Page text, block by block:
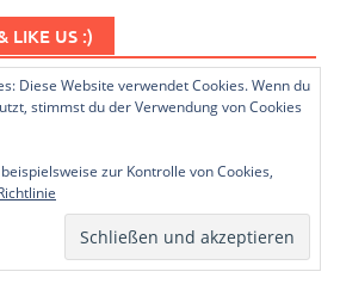
LIKE US :)
Diese Website verwendet Cookies. Wenn du
stimmst du der Verwendung von Cookies
zur Kontrolle von Cookies,